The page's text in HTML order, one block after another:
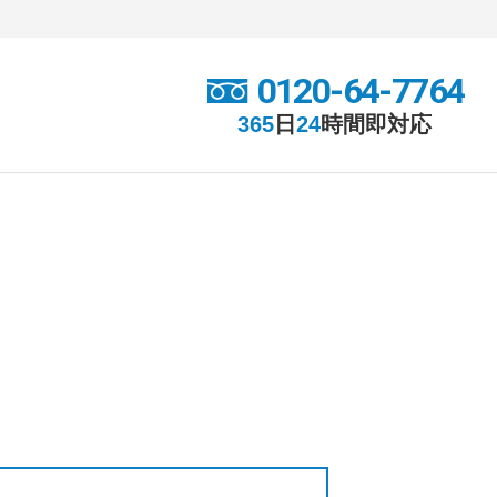
0120-64-7764
365 日 24時間即対応